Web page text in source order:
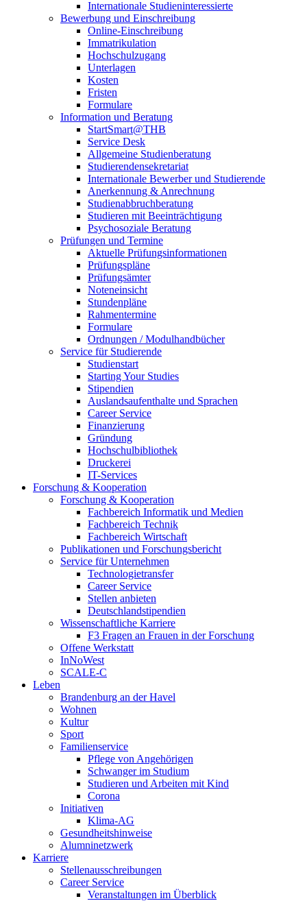
Internationale Studieninteressierte
Bewerbung und Einschreibung
Online-Einschreibung
Immatrikulation
Hochschulzugang
Unterlagen
Kosten
Fristen
Formulare
Information und Beratung
StartSmart@THB
Service Desk
Allgemeine Studienberatung
Studierendensekretariat
Internationale Bewerber und Studierende
Anerkennung & Anrechnung
Studienabbruchberatung
Studieren mit Beeinträchtigung
Psychosoziale Beratung
Prüfungen und Termine
Aktuelle Prüfungsinformationen
Prüfungspläne
Prüfungsämter
Noteneinsicht
Stundenpläne
Rahmentermine
Formulare
Ordnungen / Modulhandbücher
Service für Studierende
Studienstart
Starting Your Studies
Stipendien
Auslandsaufenthalte und Sprachen
Career Service
Finanzierung
Gründung
Hochschulbibliothek
Druckerei
IT-Services
Forschung & Kooperation
Forschung & Kooperation
Fachbereich Informatik und Medien
Fachbereich Technik
Fachbereich Wirtschaft
Publikationen und Forschungsbericht
Service für Unternehmen
Technologietransfer
Career Service
Stellen anbieten
Deutschlandstipendien
Wissenschaftliche Karriere
F3 Fragen an Frauen in der Forschung
Offene Werkstatt
InNoWest
SCALE-C
Leben
Brandenburg an der Havel
Wohnen
Kultur
Sport
Familienservice
Pflege von Angehörigen
Schwanger im Studium
Studieren und Arbeiten mit Kind
Corona
Initiativen
Klima-AG
Gesundheitshinweise
Alumninetzwerk
Karriere
Stellenausschreibungen
Career Service
Veranstaltungen im Überblick